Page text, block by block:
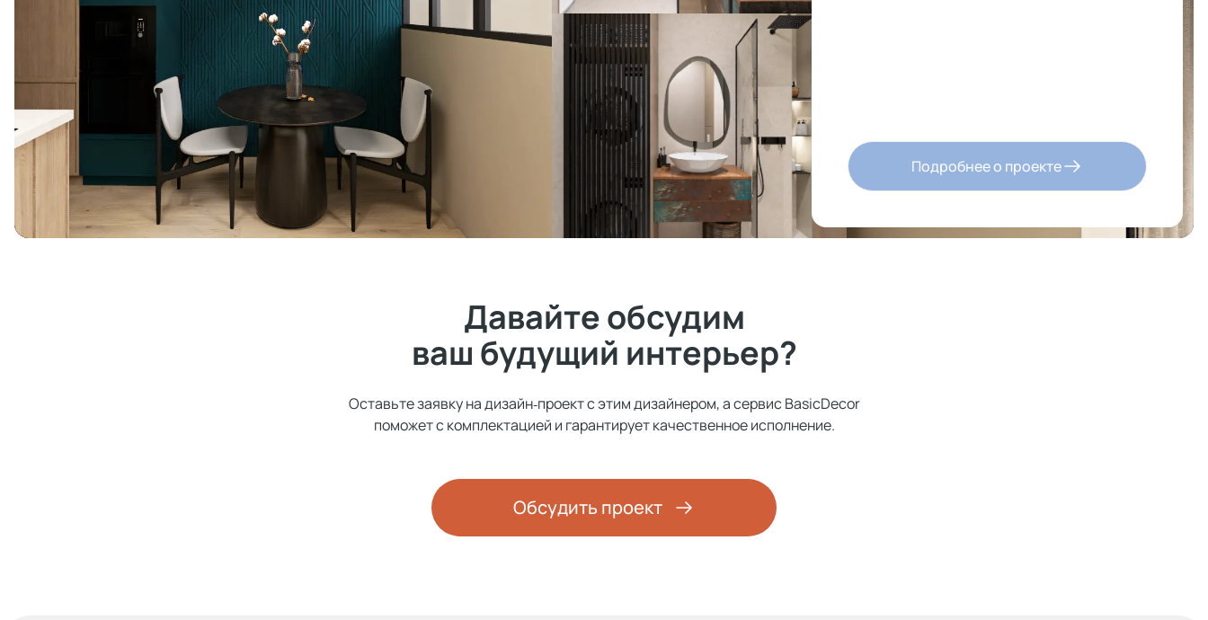
Подробнее о проекте
Давайте обсудим
ваш будущий интерьер?
Оставьте заявку на дизайн‑проект с этим дизайнером, а сервис BasicDecor
поможет с комплектацией и гарантирует качественное исполнение.
Обсудить проект